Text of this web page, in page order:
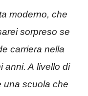
moderno, che
sorpreso se
carriera nella
anni. A livello di
una scuola che